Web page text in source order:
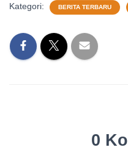
Kategori: BERITA TERBARU
0